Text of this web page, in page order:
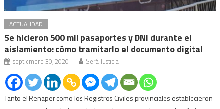
ACTUALIDAD
Se hicieron 500 mil pasaportes y DNI durante el
aislamiento: cómo tramitarlo el documento digital
septiembre 30, 2020 Será Justicia
Tanto el Renaper como los Registros Civiles provinciales establecieron